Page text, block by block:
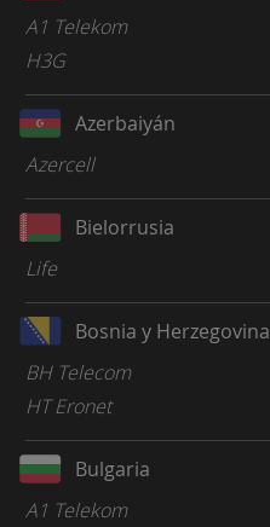
A1 Telekom
H3G
Azerbaiyán
Azercell
Bielorrusia
Life
Bosnia y Herzegovina
BH Telecom
HT Eronet
Bulgaria
A1 Telekom